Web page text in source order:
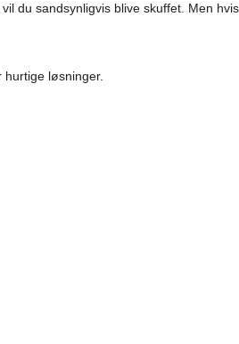
du sandsynligvis blive skuffet. Men
løsninger.